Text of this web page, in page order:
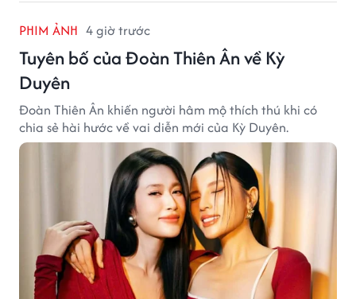
PHIM ẢNH 4 giờ trước
Tuyên bố của Đoàn Thiên Ân về Kỳ
Duyên
Đoàn Thiên Ân khiến người hâm mộ thích thú khi có
chia sẻ hài hước về vai diễn mới của Kỳ Duyên.